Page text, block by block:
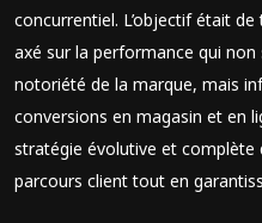
concurrentiel. L’objectif était
axé sur la performance qui
notoriété de la marque, mais
conversions en magasin et en
stratégie évolutive et complète
parcours client tout en